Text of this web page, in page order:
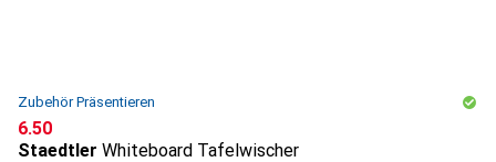
Zubehör Präsentieren
CHF
6.50
Staedtler Whiteboard Tafelwischer